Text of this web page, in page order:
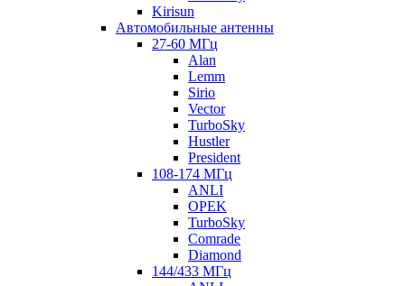
Kirisun
Автомобильные антенны
27-60 МГц
Alan
Lemm
Sirio
Vector
TurboSky
Hustler
President
108-174 МГц
ANLI
OPEK
TurboSky
Comrade
Diamond
144/433 МГц